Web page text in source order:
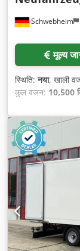
Schwebheim
मूल्य
स्थिति:नया, खाली
कुल वजन: 10,500
लोडिंग स्पेस वॉल्यूम:
17,5, व्हीलबेस:
आकार:235 / 75
केबिन:अन्य,
संपीड़ित वायु ब्रेक